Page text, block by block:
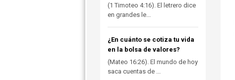
(1 Timoteo 4:16). El letrero dice
en grandes le...
¿En cuánto se cotiza tu vida
en la bolsa de valores?
(Mateo 16:26). El mundo de hoy
saca cuentas de ...